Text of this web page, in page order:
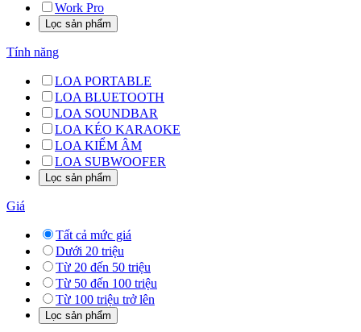
Work Pro
Tính năng
LOA PORTABLE
LOA BLUETOOTH
LOA SOUNDBAR
LOA KÉO KARAOKE
LOA KIỂM ÂM
LOA SUBWOOFER
Giá
Tất cả mức giá
Dưới 20 triệu
Từ 20 đến 50 triệu
Từ 50 đến 100 triệu
Từ 100 triệu trở lên